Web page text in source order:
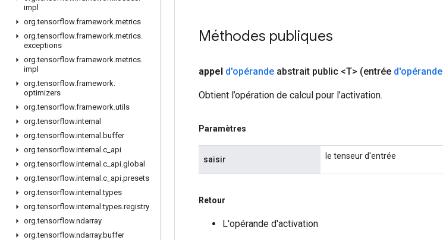
impl
org.tensorflow.framework.metrics
org.tensorflow.framework.metrics.
exceptions
org.tensorflow.framework.metrics.
impl
org.tensorflow.framework.
optimizers
org.tensorflow.framework.utils
org.tensorflow.internal
org.tensorflow.internal .buffer
org.tensorflow.internal .c api
org.tensorflow.internal .c api.global
org.tensorflow.internal .c api.presets
org.tensorflow.internal .types
org.tensorflow.internal .types.registry
org.tensorflow.ndarray
org.tensorflow.ndarray.buffer
Méthodes publiques
appel d'opérande abstrait public <T> (entrée d'opérande
Obtient l’opération de calcul pour l’activation.
Paramètres
saisir le tenseur d'entrée
Retour
L'opérande d'activation